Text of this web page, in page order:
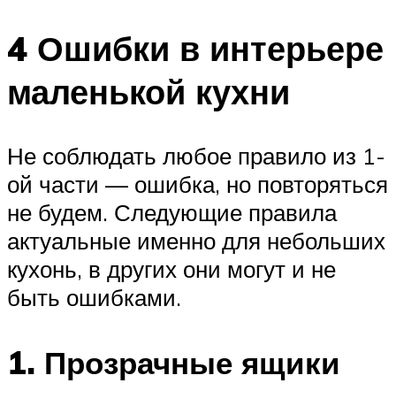
4 Ошибки в интерьере
маленькой кухни
Не соблюдать любое правило из 1-
ой части — ошибка, но повторяться
не будем. Следующие правила
актуальные именно для небольших
кухонь, в других они могут и не
быть ошибками.
1. Прозрачные ящики